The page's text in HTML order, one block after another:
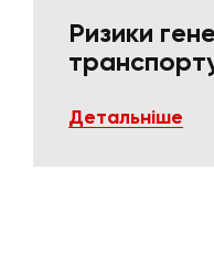
Ризики
Детальніше